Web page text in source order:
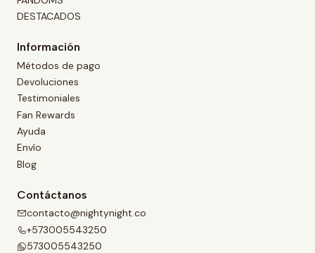
DESTACADOS
Información
Métodos de pago
Devoluciones
Testimoniales
Fan Rewards
Ayuda
Envío
Blog
Contáctanos
contacto@nightynight.co
+573005543250
573005543250